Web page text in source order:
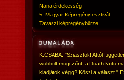
Nana érdekesség
5. Magyar Képregényfesztivál
Tavaszi képregénybörze
K.CSABA: "Sziasztok! Attól
webbolt megszűnt, a Death Note
kiadjátok végig? Köszi a választ."